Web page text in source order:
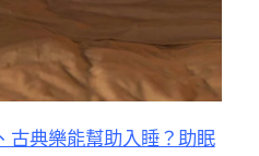
古典樂能幫助入睡？助眠